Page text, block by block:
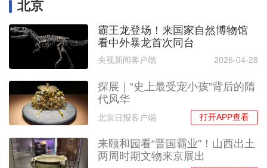
北京
霸王龙登场！来国家自然博物馆
看中外暴龙首次同台
央视新闻客户端 2026-04-28
探展｜“史上最受宠小孩”背后的隋
代风华
北京日报客户端 打开APP查看
来颐和园看“晋国霸业”！山西出土
两周时期文物来京展出